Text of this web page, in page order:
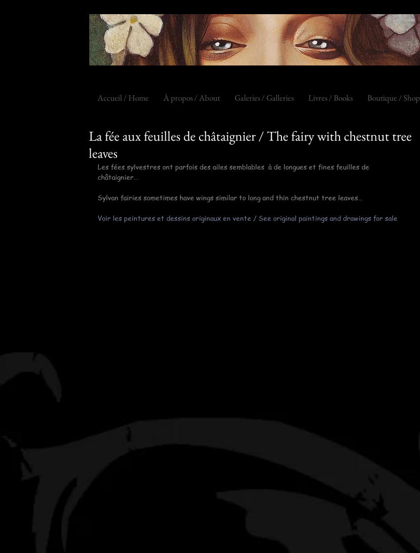
Accueil / Home À propos / About Galeries / Galleries Livres / Books Boutique / Shop
La fée aux feuilles de châtaignier / The fairy with chestnut tree
leaves
Les fées sylvestres ont parfois des ailes semblables  à de longues et fines feuilles de
châtaignier…
Sylvan fairies sometimes have wings similar to long and thin chestnut tree leaves…
Voir les peintures et dessins originaux en vente / See original paintings and drawings for sale